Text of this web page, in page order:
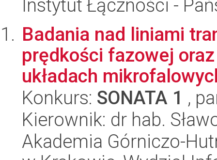
Instytut Łączności -
Badania nad liniami
prędkości fazowej
układach
Konkurs: SONATA 1 ,
Kierownik: dr hab.
Akademia Górniczo-